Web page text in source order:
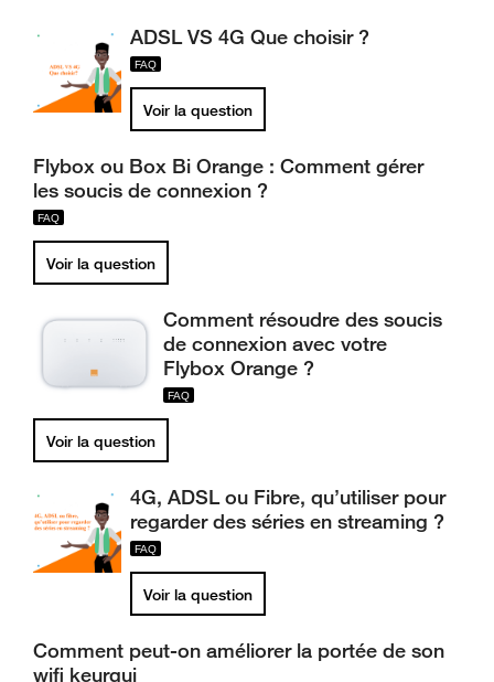
ADSL VS 4G Que choisir ?
Voir la question
Flybox ou Box Bi Orange : Comment gérer
les soucis de connexion ?
Voir la question
Comment résoudre des soucis
de connexion avec votre
Flybox Orange ?
Voir la question
4G, ADSL ou Fibre, qu’utiliser pour
regarder des séries en streaming ?
Voir la question
Comment peut-on améliorer la portée de son
wifi keurgui